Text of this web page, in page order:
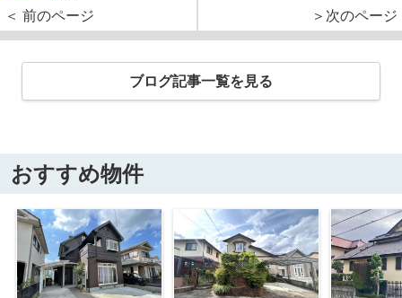
＜ 前のページ
＞次のページ
ブログ記事一覧を見る
おすすめ物件